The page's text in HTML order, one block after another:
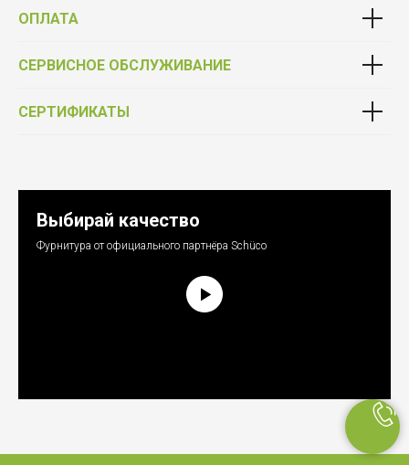
ОПЛАТА
СЕРВИСНОЕ ОБСЛУЖИВАНИЕ
СЕРТИФИКАТЫ
Выбирай качество
Фурнитура от официального партнёра Schüco